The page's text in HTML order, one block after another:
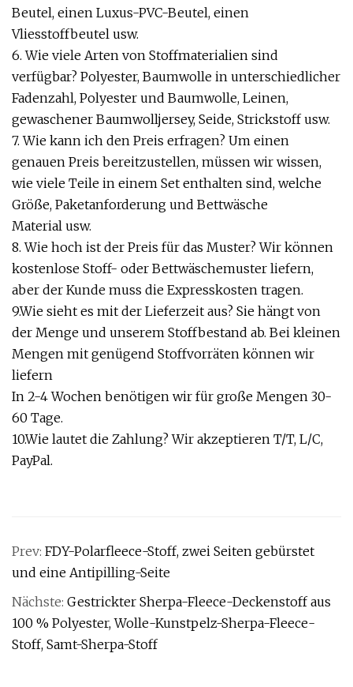
Beutel, einen Luxus-PVC-Beutel, einen
Vliesstoffbeutel usw.
6. Wie viele Arten von Stoffmaterialien sind
verfügbar? Polyester, Baumwolle in unterschiedlicher
Fadenzahl, Polyester und Baumwolle, Leinen,
gewaschener Baumwolljersey, Seide, Strickstoff usw.
7. Wie kann ich den Preis erfragen? Um einen
genauen Preis bereitzustellen, müssen wir wissen,
wie viele Teile in einem Set enthalten sind, welche
Größe, Paketanforderung und Bettwäsche
Material usw.
8. Wie hoch ist der Preis für das Muster? Wir können
kostenlose Stoff- oder Bettwäschemuster liefern,
aber der Kunde muss die Expresskosten tragen.
9.Wie sieht es mit der Lieferzeit aus? Sie hängt von
der Menge und unserem Stoffbestand ab. Bei kleinen
Mengen mit genügend Stoffvorräten können wir
liefern
In 2-4 Wochen benötigen wir für große Mengen 30-
60 Tage.
10.Wie lautet die Zahlung? Wir akzeptieren T/T, L/C,
PayPal.
Prev: FDY-Polarfleece-Stoff, zwei Seiten gebürstet
und eine Antipilling-Seite
Nächste: Gestrickter Sherpa-Fleece-Deckenstoff aus
100 % Polyester, Wolle-Kunstpelz-Sherpa-Fleece-
Stoff, Samt-Sherpa-Stoff